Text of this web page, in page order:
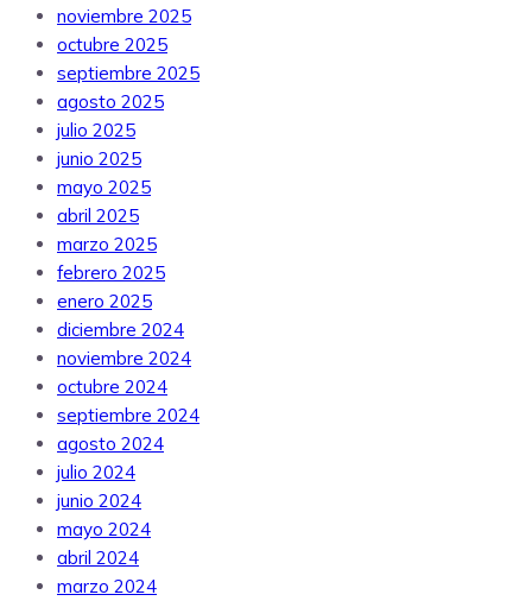
noviembre 2025
octubre 2025
septiembre 2025
agosto 2025
julio 2025
junio 2025
mayo 2025
abril 2025
marzo 2025
febrero 2025
enero 2025
diciembre 2024
noviembre 2024
octubre 2024
septiembre 2024
agosto 2024
julio 2024
junio 2024
mayo 2024
abril 2024
marzo 2024